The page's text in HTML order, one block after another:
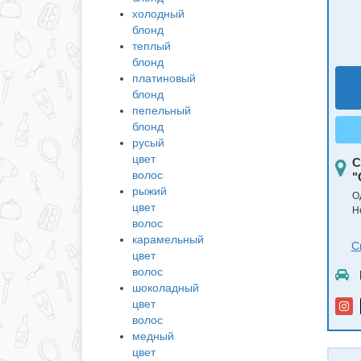
холодный
блонд
теплый
блонд
платиновый
блонд
пепельный
блонд
русый
цвет
волос
рыжий
цвет
волос
карамельный
цвет
волос
шоколадный
цвет
волос
медный
цвет